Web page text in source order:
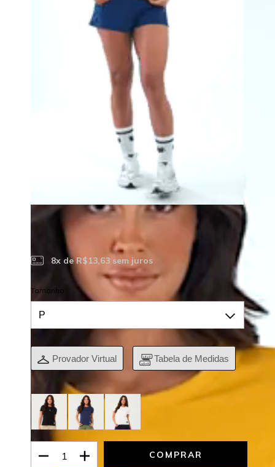
R$109,00
R$103,55 no Boleto
8x deR$13,63sem juros
Tamanho
Provador Virtual Tabela de Medidas
Veja outras opções